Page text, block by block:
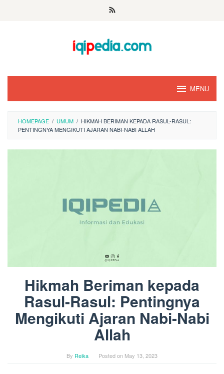
MENU
HOMEPAGE / UMUM / HIKMAH BERIMAN KEPADA RASUL-RASUL:
PENTINGNYA MENGIKUTI AJARAN NABI-NABI ALLAH
Hikmah Beriman kepada
Rasul-Rasul: Pentingnya
Mengikuti Ajaran Nabi-Nabi
Allah
By Reika Posted on May 13, 2023